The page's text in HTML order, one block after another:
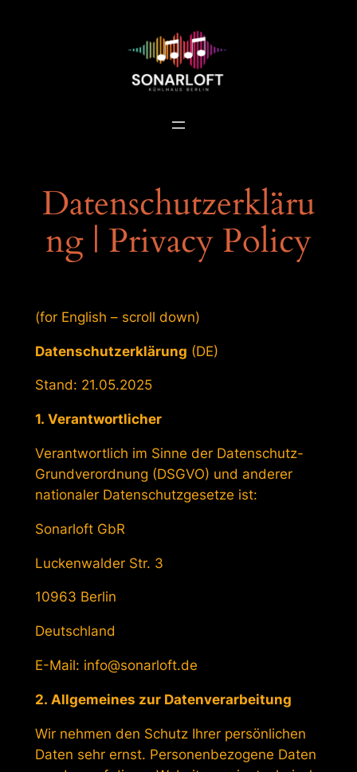
Datenschutzerkläru
ng | Privacy Policy
(for English – scroll down)
Datenschutzerklärung (DE)
Stand: 21.05.2025
1. Verantwortlicher
Verantwortlich im Sinne der Datenschutz-
Grundverordnung (DSGVO) und anderer
nationaler Datenschutzgesetze ist:
Sonarloft GbR
Luckenwalder Str. 3
10963 Berlin
Deutschland
E-Mail: info@sonarloft.de
2. Allgemeines zur Datenverarbeitung
Wir nehmen den Schutz Ihrer persönlichen
Daten sehr ernst. Personenbezogene Daten